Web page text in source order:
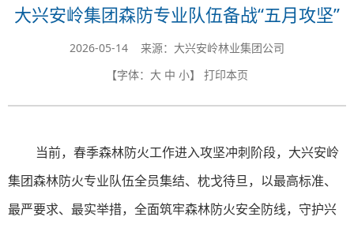
大兴安岭集团森防专业队伍备战“五月攻坚”
2026-05-14 来源：​大兴安岭林业集团公司
【字体： 大 中 小】 打印本页
当前，春季森林防火工作进入攻坚冲刺阶段，大兴安岭
集团森林防火专业队伍全员集结、枕戈待旦，以最高标准、
最严要求、最实举措，全面筑牢森林防火安全防线，守护兴